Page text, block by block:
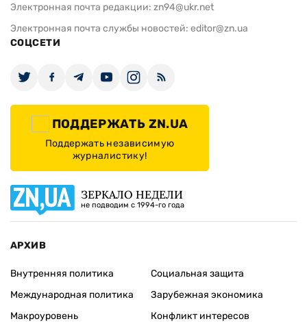
Электронная почта редакции: zn94@ukr.net
Электронная почта службы новостей: editor@zn.ua
СОЦСЕТИ
ПОДДЕРЖАТЬ ZN.UA
Поддержать независимую
журналистику!
ЗЕРКАЛО НЕДЕЛИ
не подводим с 1994-го года
АРХИВ
Внутренняя политика
Международная политика
Макроуровень
Социальная защита
Зарубежная экономика
Конфликт интересов